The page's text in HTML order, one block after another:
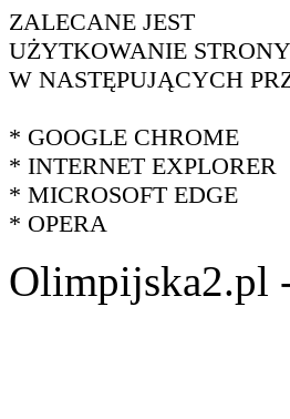
ZALECANE JEST
UŻYTKOWANIE STRONY
W NASTĘPUJĄCYCH
* GOOGLE CHROME
* INTERNET EXPLORER
* MICROSOFT EDGE
* OPERA
Olimpijska2.pl